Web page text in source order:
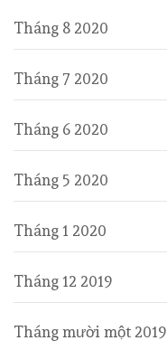
Tháng 8 2020
Tháng 7 2020
Tháng 6 2020
Tháng 5 2020
Tháng 1 2020
Tháng 12 2019
Tháng mười một 2019